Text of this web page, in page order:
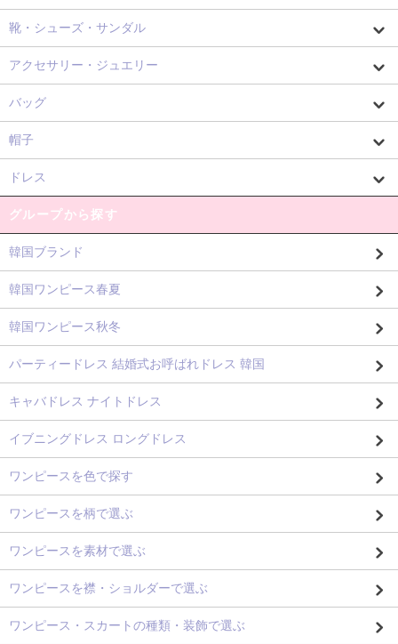
靴・シューズ・サンダル
アクセサリー・ジュエリー
バッグ
帽子
ドレス
グループから探す
韓国ブランド
韓国ワンピース春夏
韓国ワンピース秋冬
パーティードレス 結婚式お呼ばれドレス 韓国
キャバドレス ナイトドレス
イブニングドレス ロングドレス
ワンピースを色で探す
ワンピースを柄で選ぶ
ワンピースを素材で選ぶ
ワンピースを襟・ショルダーで選ぶ
ワンピース・スカートの種類・装飾で選ぶ